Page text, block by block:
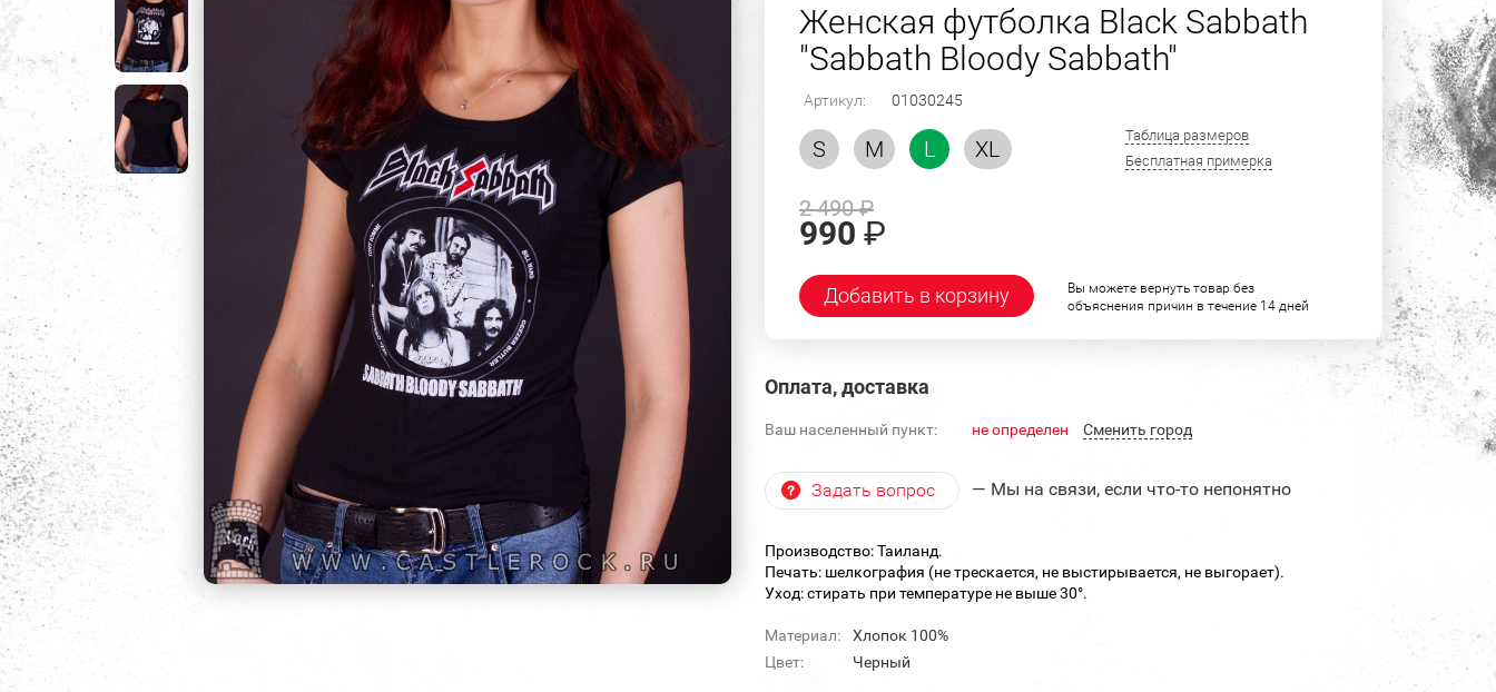
Женская футболка Black Sabbath
"Sabbath Bloody Sabbath"
Артикул: 01030245
S M L XL
Таблица размеров
Бесплатная примерка
2 490₽
990 ₽
Добавить в корзину
Вы можете вернуть товар без
объяснения причин в течение 14 дней
Оплата, доставка
Ваш населенный пункт: не определен Cменить город
Задать вопрос — Мы на связи, если что-то непонятно
Производство: Таиланд.
Печать: шелкография (не трескается, не выстирывается, не выгорает).
Уход: стирать при температуре не выше 30°.
Материал:
Хлопок 100%
Цвет:
Черный